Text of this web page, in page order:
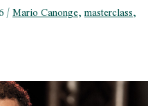
/Mario Canonge,masterclass,